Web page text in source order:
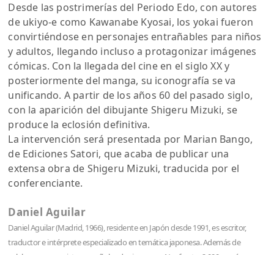
Desde las postrimerías del Periodo Edo, con autores
de ukiyo-e como Kawanabe Kyosai, los yokai fueron
convirtiéndose en personajes entrañables para niños
y adultos, llegando incluso a protagonizar imágenes
cómicas. Con la llegada del cine en el siglo XX y
posteriormente del manga, su iconografía se va
unificando. A partir de los años 60 del pasado siglo,
con la aparición del dibujante Shigeru Mizuki, se
produce la eclosión definitiva.
La intervención será presentada por Marian Bango,
de Ediciones Satori, que acaba de publicar una
extensa obra de Shigeru Mizuki, traducida por el
conferenciante.
Daniel Aguilar
Daniel Aguilar (Madrid, 1966), residente en Japón desde 1991, es escritor,
traductor e intérprete especializado en temática japonesa. Además de